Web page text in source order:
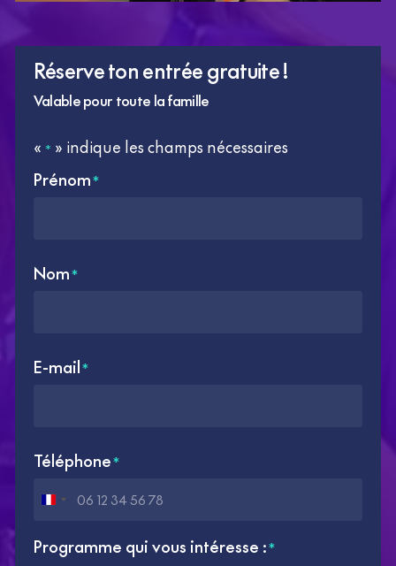
Réserve ton entrée gratuite !
Valable pour toute la famille
« * » indique les champs nécessaires
Prénom*
Nom*
E-mail*
Téléphone*
France
Programme qui vous intéresse :*